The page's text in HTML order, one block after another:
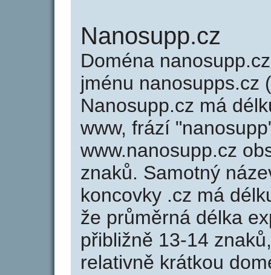
Nanosupp.cz
Doména
jménu nanosupps.cz
Nanosupp.cz má
www, frází
www.nanosupp.cz
znaků. Samotný
koncovky .cz má
že průměrná délka
přibližně 13-14
relativně krátkou